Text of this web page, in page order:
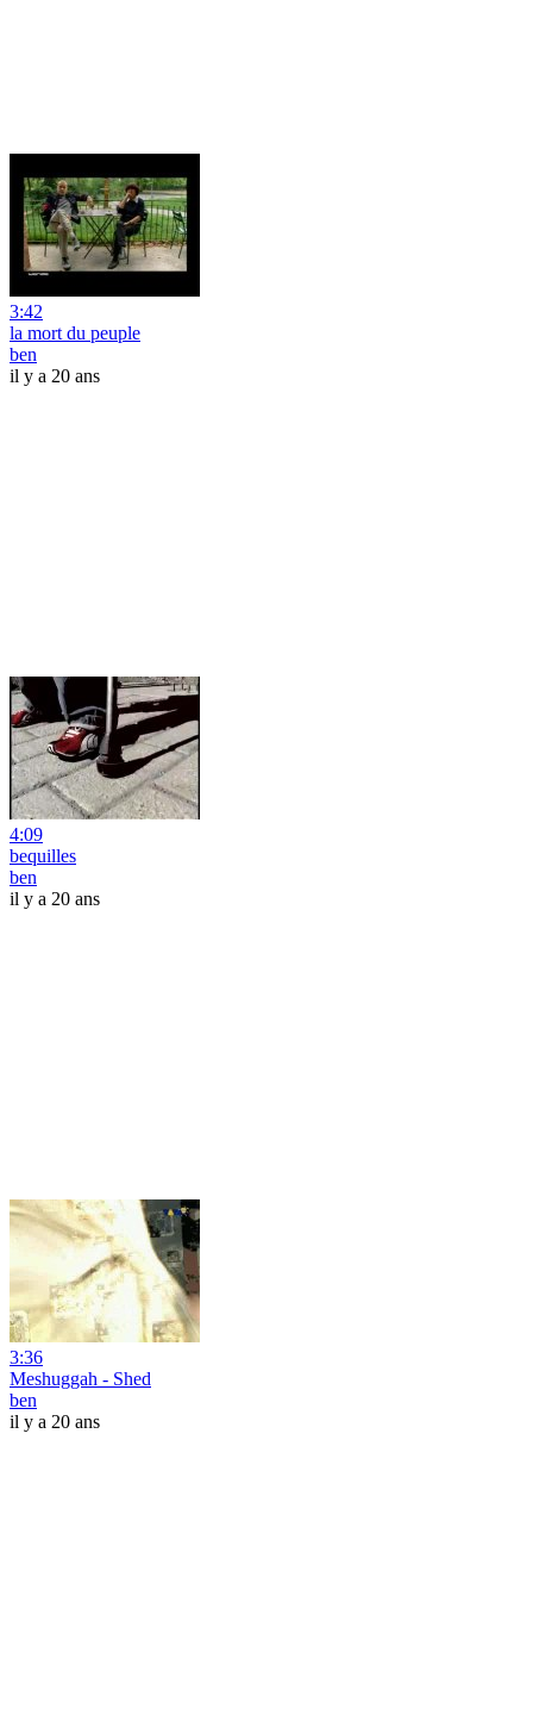
3:42
la mort du peuple
ben
il y a 20 ans
4:09
bequilles
ben
il y a 20 ans
3:36
Meshuggah - Shed
ben
il y a 20 ans